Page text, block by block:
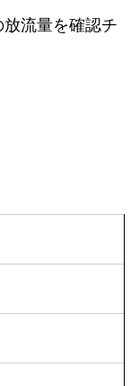
流量を確認チ